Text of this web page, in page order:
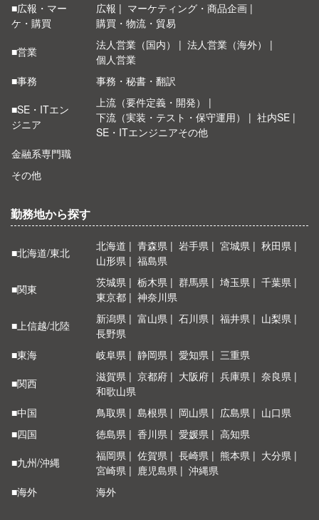
■広報・マー
ケ・購買
広報
マーケティング・商品企画
購買・物流・貿易
■営業
法人営業（国内）
法人営業（海外）
個人営業
■事務
事務・秘書・翻訳
■SE・ITエン
ジニア
上流（要件定義・開発）
下流（実装・テスト・保守運用）
社内SE
SE・ITエンジニアその他
金融系専門職
その他
勤務地から探す
■北海道/東北 北海道 青森県 岩手県 宮城県
秋田県
山形県
福島県
■関東
茨城県 栃木県 群馬県 埼玉県
千葉県
東京都
神奈川県
■上信越/北陸
新潟県 富山県 石川県 福井県
山梨県
長野県
■東海
岐阜県 静岡県 愛知県
三重県
■関西
滋賀県 京都府 大阪府 兵庫県
奈良県
和歌山県
■中国
鳥取県 島根県 岡山県 広島県
山口県
■四国
徳島県 香川県 愛媛県
高知県
■九州/沖縄
福岡県 佐賀県 長崎県 熊本県
大分県
宮崎県
鹿児島県
沖縄県
■海外
海外